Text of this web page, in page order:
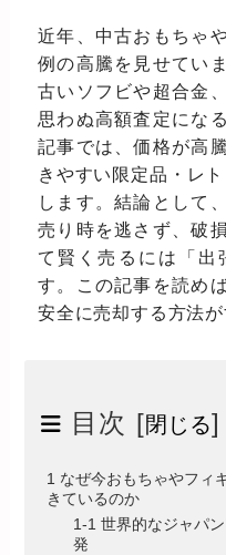
近年、中古おもちゃ
例の高騰を見せてい
古いソフビや超合金
思わぬ高額査定にな
記事では、価格が高
きやすい限定品・レ
します。結論として
売り時を逃さず、破
て賢く売るには「出
す。この記事を読め
安全に売却する方法が
目次 [閉じる]
1 なぜ今おもちゃやフィ
きているのか
1-1 世界的なジャパ
発